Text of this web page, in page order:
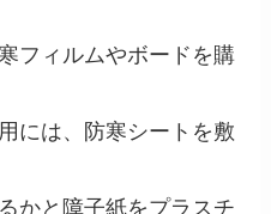
フィルムやボードを購
には、防寒シートを敷
かと障子紙をプラスチ